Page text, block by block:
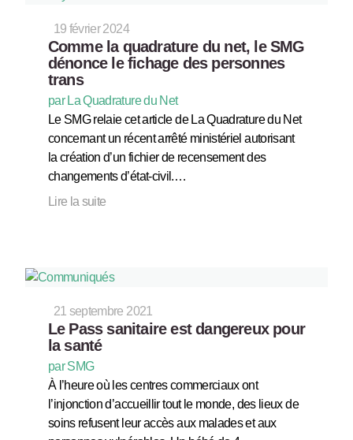
19 février 2024
Comme la quadrature du net, le SMG
dénonce le fichage des personnes
trans
par La Quadrature du Net
Le SMG relaie cet article de La Quadrature du Net
concernant un récent arrêté ministériel autorisant
la création d’un fichier de recensement des
changements d’état-civil.…
Lire la suite
21 septembre 2021
Le Pass sanitaire est dangereux pour
la santé
par SMG
À l’heure où les centres commerciaux ont
l’injonction d’accueillir tout le monde, des lieux de
soins refusent leur accès aux malades et aux